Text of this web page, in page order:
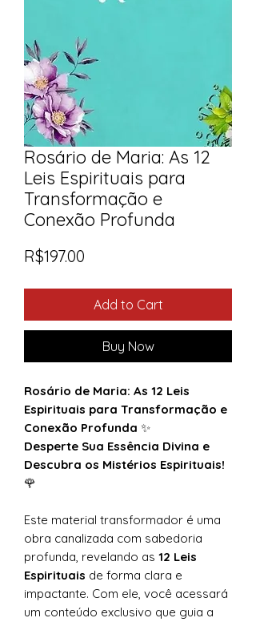
Rosário de Maria: As 12
Leis Espirituais para
Transformação e
Conexão Profunda
R$197.00
Add to Cart
Buy Now
Rosário de Maria: As 12 Leis
Espirituais para Transformação e
Conexão Profunda ✨
Desperte Sua Essência Divina e
Descubra os Mistérios Espirituais!
🌹
Este material transformador é uma
obra canalizada com sabedoria
profunda, revelando as 12 Leis
Espirituais de forma clara e
impactante. Com ele, você acessará
um conteúdo exclusivo que guia a